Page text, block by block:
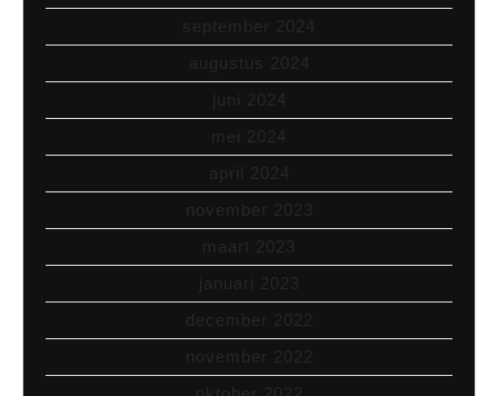
september 2024
augustus 2024
juni 2024
mei 2024
april 2024
november 2023
maart 2023
januari 2023
december 2022
november 2022